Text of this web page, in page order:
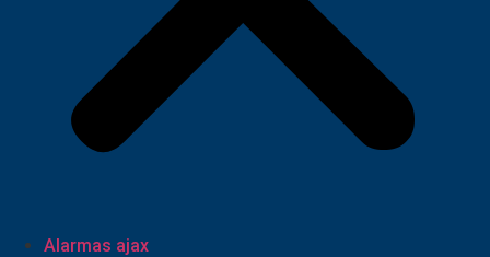
Alarmas ajax